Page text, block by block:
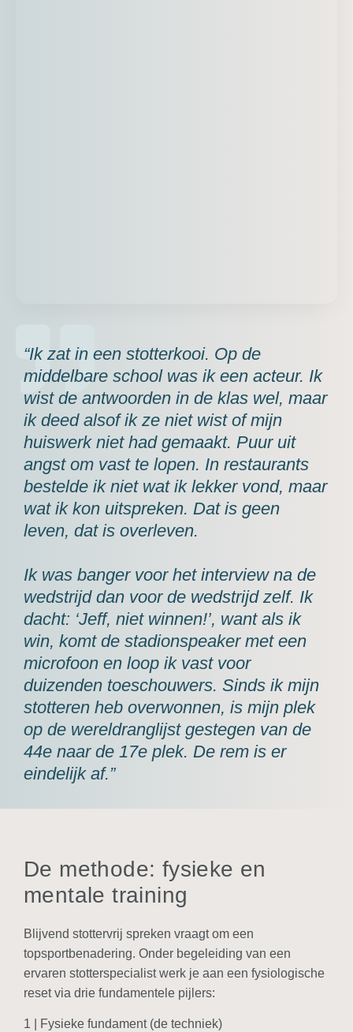
“Ik zat in een stotterkooi. Op de
middelbare school was ik een acteur. Ik
wist de antwoorden in de klas wel, maar
ik deed alsof ik ze niet wist of mijn
huiswerk niet had gemaakt. Puur uit
angst om vast te lopen. In restaurants
bestelde ik niet wat ik lekker vond, maar
wat ik kon uitspreken. Dat is geen
leven, dat is overleven.
Ik was banger voor het interview na de
wedstrijd dan voor de wedstrijd zelf. Ik
dacht: ‘Jeff, niet winnen!’, want als ik
win, komt de stadionspeaker met een
microfoon en loop ik vast voor
duizenden toeschouwers. Sinds ik mijn
stotteren heb overwonnen, is mijn plek
op de wereldranglijst gestegen van de
44e naar de 17e plek. De rem is er
eindelijk af.”
De methode: fysieke en
mentale training
Blijvend stottervrij spreken vraagt om een
topsportbenadering. Onder begeleiding van een
ervaren stotterspecialist werk je aan een fysiologische
reset via drie fundamentele pijlers:
1 | Fysieke fundament (de techniek)